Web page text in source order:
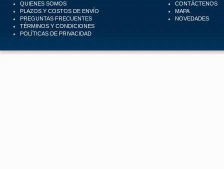
QUIENES SOMOS
PLAZOS Y COSTOS DE ENVÍO
PREGUNTAS FRECUENTES
TÉRMINOS Y CONDICIONES
POLÍTICAS DE PRIVACIDAD
CONTÁCTENOS
MAPA
NOVEDADES